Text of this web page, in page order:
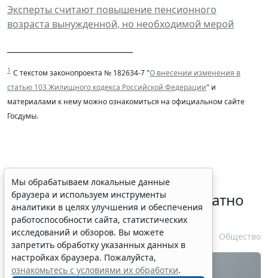
Эксперты считают повышение пенсионного
возраста вынужденной, но необходимой мерой
1 С текстом законопроекта № 182634-7 "О внесении изменения в
статью 103 Жилищного кодекса Российской Федерации" и
материалами к нему можно ознакомиться на официальном сайте
Госдумы.
Временное удостоверение
личности оформляется бесплатно
при утрате паспорта
7 августа 2026 17:55 Общество
Мы обрабатываем локальные данные
браузера и используем инструменты
аналитики в целях улучшения и обеспечения
работоспособности сайта, статистических
исследований и обзоров. Вы можете
запретить обработку указанных данных в
настройках браузера. Пожалуйста,
ознакомьтесь с условиями их обработки.